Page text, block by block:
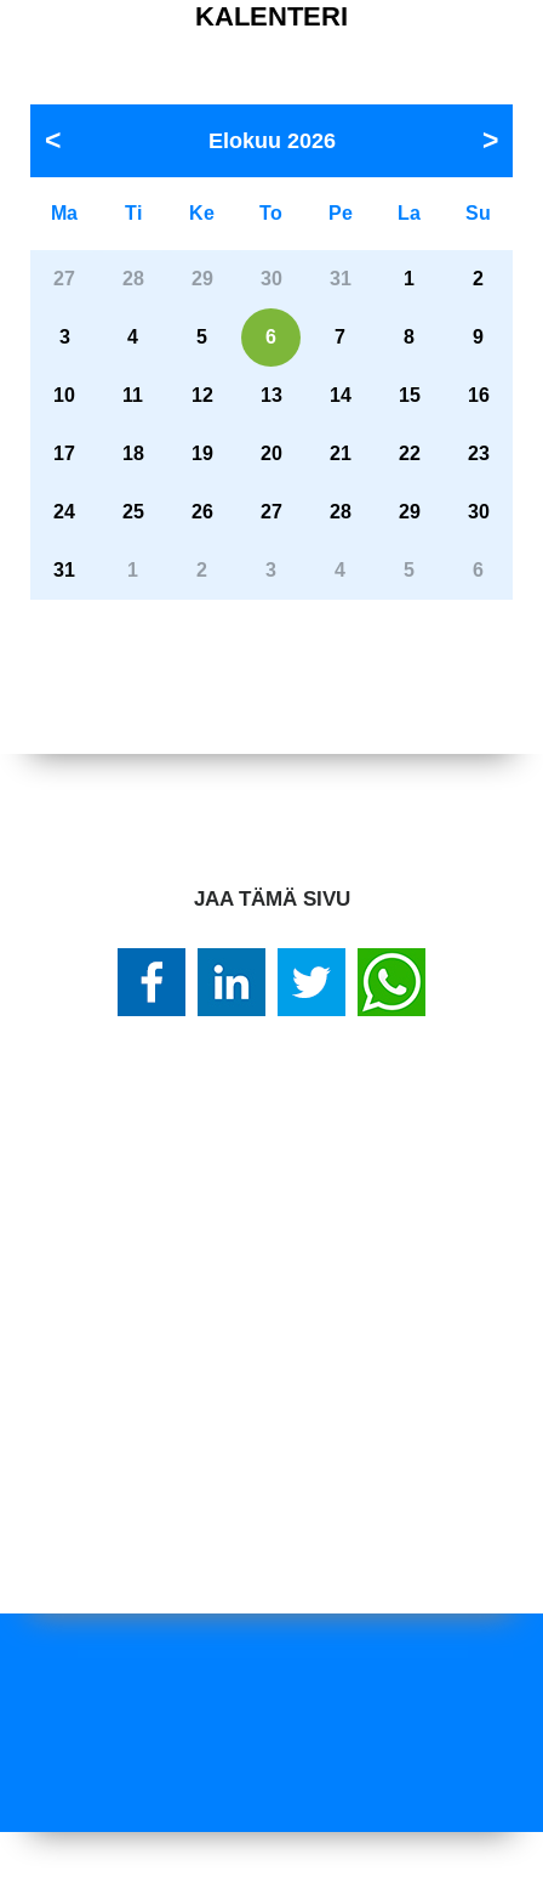
KALENTERI
Elokuu 2026
Ma Ti Ke To Pe La Su
27 28 29 30 31 1 2
3 4 5 6 7 8 9
10 11 12 13 14 15 16
17 18 19 20 21 22 23
24 25 26 27 28 29 30
31 1 2 3 4 5 6
JAA TÄMÄ SIVU